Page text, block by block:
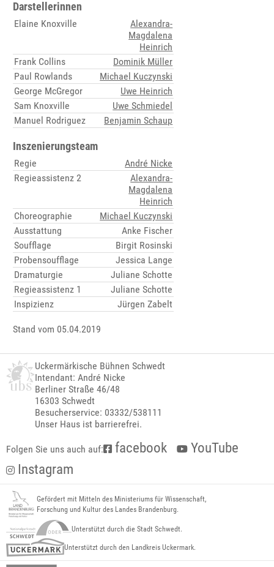
Darstellerinnen
Elaine Knoxville
Alexandra-
Magdalena
Heinrich
Frank Collins
Dominik Müller
Paul Rowlands
Michael Kuczynski
George McGregor
Uwe Heinrich
Sam Knoxville
Uwe Schmiedel
Manuel Rodriguez
Benjamin Schaup
Inszenierungsteam
Regie
André Nicke
Regieassistenz 2
Alexandra-
Magdalena
Heinrich
Choreographie
Michael Kuczynski
Ausstattung
Anke Fischer
Soufflage
Birgit Rosinski
Probensoufflage
Jessica Lange
Dramaturgie
Juliane Schotte
Regieassistenz 1
Juliane Schotte
Inspizienz
Jürgen Zabelt
Stand vom 05.04.2019
Uckermärkische Bühnen Schwedt
Intendant: André Nicke
Berliner Straße 46/48
16303 Schwedt
Besucherservice: 03332/538111
Unser Haus ist barrierefrei.
Folgen Sie uns auch auf: facebook
YouTube
Instagram
Gefördert mit Mitteln des Ministeriums für Wissenschaft,
Forschung und Kultur des Landes Brandenburg.
Unterstützt durch die Stadt Schwedt.
Unterstützt durch den Landkreis Uckermark.